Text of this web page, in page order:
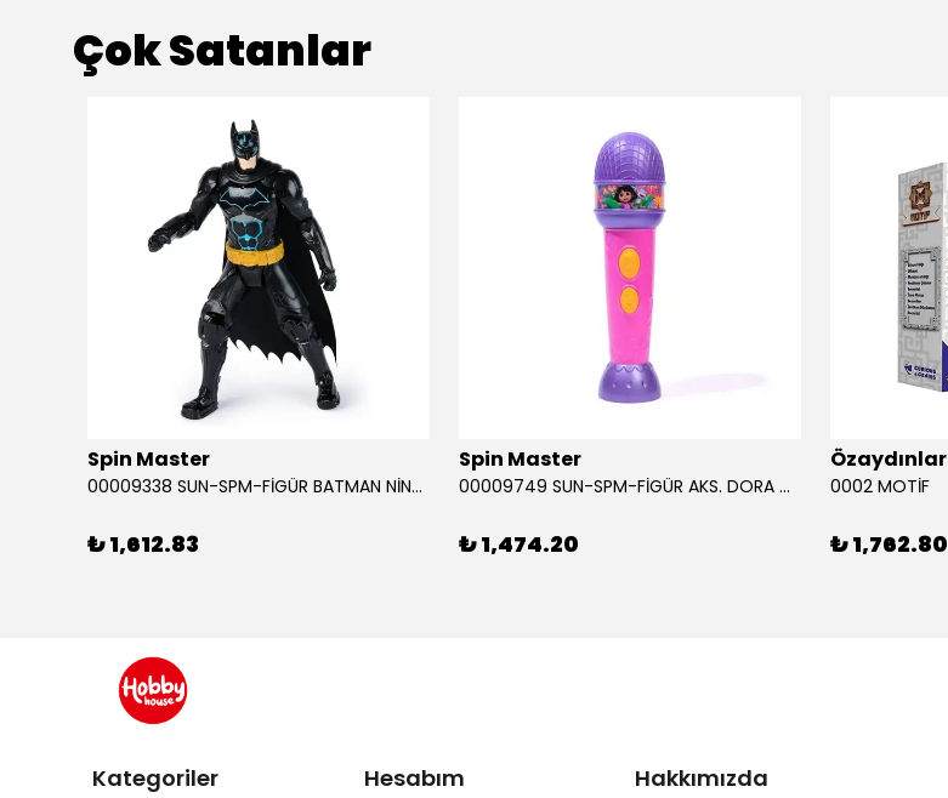
Çok Satanlar
Spin Master
00009338 SUN-SPM-FİGÜR BATMAN NİNJA STRIKE 30 CM. EXC.
₺ 1,612.83
Spin Master
00009749 SUN-SPM-FİGÜR AKS. DORA MİKROFON YAĞMUR ORMANI RİTMİ (DORA) SESLİ
₺ 1,474.20
Özaydınlar
0002 MOTİF
₺ 1,762.80
Kategoriler Hesabım Hakkımızda